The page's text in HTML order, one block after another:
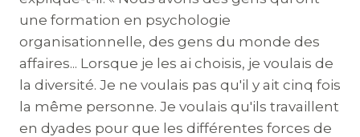
une formation en psychologie
organisationnelle, des gens du monde des
affaires... Lorsque je les ai choisis, je voulais de
la diversité. Je ne voulais pas qu'il y ait cinq fois
la même personne. Je voulais qu'ils travaillent
en dyades pour que les différentes forces de